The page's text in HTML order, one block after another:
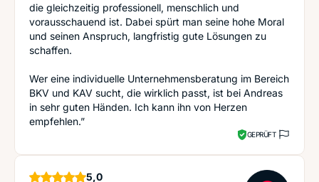
die gleichzeitig professionell, menschlich und
vorausschauend ist. Dabei spürt man seine hohe Moral
und seinen Anspruch, langfristig gute Lösungen zu
schaffen.
Wer eine individuelle Unternehmensberatung im Bereich
BKV und KAV sucht, die wirklich passt, ist bei Andreas
in sehr guten Händen. Ich kann ihn von Herzen
empfehlen.”
GEPRÜFT
5,0Sterne